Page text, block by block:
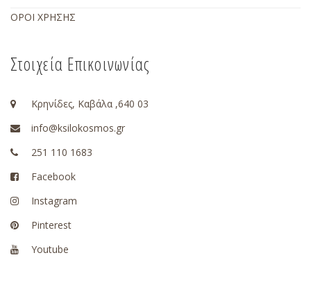
ΟΡΟΙ ΧΡΗΣΗΣ
Στοιχεία Επικοινωνίας
Κρηνίδες, Καβάλα ,640 03
info@ksilokosmos.gr
251 110 1683
Facebook
Instagram
Pinterest
Youtube